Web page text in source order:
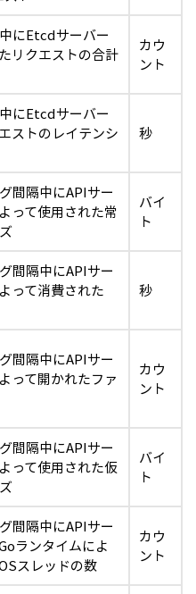
にEtcdサーバー
リクエストの合計
カウ
ント
にEtcdサーバー
ストのレイテンシ
秒
間隔中にAPIサー
って使用された常
バイ
ト
間隔中にAPIサー
って消費された
秒
間隔中にAPIサー
って開かれたファ
カウ
ント
間隔中にAPIサー
って使用された仮
バイ
ト
間隔中にAPIサー
ランタイムによ
スレッドの数
カウ
ント